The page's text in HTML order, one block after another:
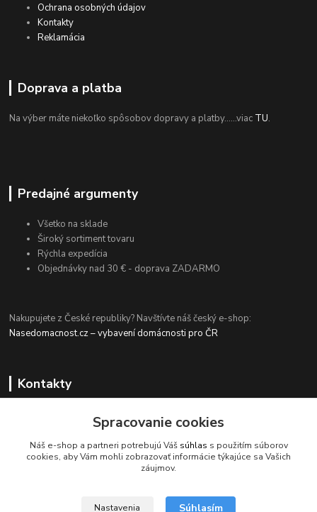
Ochrana osobných údajov
Kontakty
Reklamácia
Doprava a platba
Na výber máte niekoľko spôsobov dopravy a platby......viac TU.
Predajné argumenty
Všetko na sklade
Široký sortiment tovaru
Rýchla expedícia
Objednávky nad 30 € - doprava ZADARMO
Nakupujete z České republiky? Navštívte náš český e-shop:
Nasedomacnost.cz – vybavení domácnosti pro ČR
Kontakty
+420 774 694 203
(Po-Pia, 9-15 hod.)
Spracovanie cookies
Náš e-shop a partneri potrebujú Váš súhlas s použitím súborov
cookies, aby Vám mohli zobrazovať informácie týkajúce sa Vašich
záujmov.
Nastavenia Súhlasím